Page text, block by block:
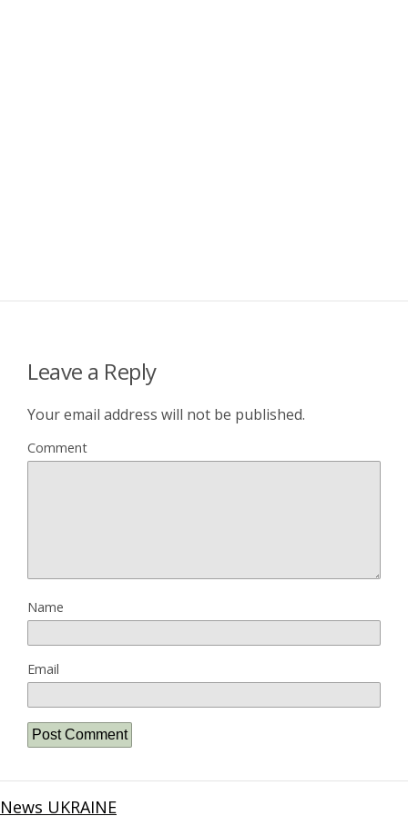
Leave a Reply
Your email address will not be published.
Comment
Name
Email
News UKRAINE